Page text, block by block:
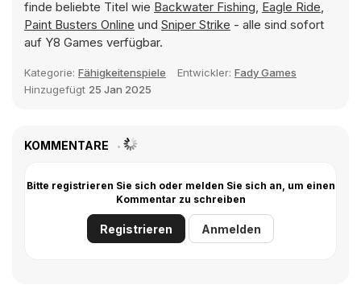
finde beliebte Titel wie Backwater Fishing, Eagle Ride,
Paint Busters Online und Sniper Strike - alle sind sofort
auf Y8 Games verfügbar.
Kategorie: Fähigkeitenspiele Entwickler: Fady Games
Hinzugefügt 25 Jan 2025
KOMMENTARE
Bitte registrieren Sie sich oder melden Sie sich an, um einen
Kommentar zu schreiben
Registrieren Anmelden